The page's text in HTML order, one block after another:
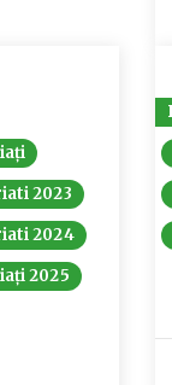
2023
2024
2025